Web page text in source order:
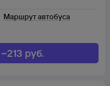
Маршрут автобуса
~213 руб.